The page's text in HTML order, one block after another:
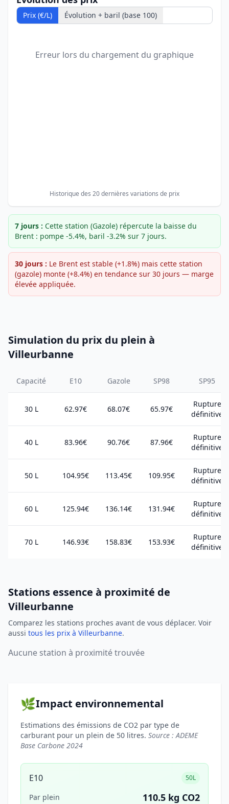
Prix (€/L) Évolution + baril (base 100)
Erreur lors du chargement du graphique
Historique des 20 dernières variations de prix
7 jours : Cette station (Gazole) répercute la baisse du
Brent : pompe -5.4%, baril -3.2% sur 7 jours.
30 jours : Le Brent est stable (+1.8%) mais cette station
(gazole) monte (+8.4%) en tendance sur 30 jours — marge
élevée appliquée.
Simulation du prix du plein à
Villeurbanne
Capacité E10 Gazole SP98 SP95
30 L 62.97€ 68.07€ 65.97€
Rupture
définitive
40 L 83.96€ 90.76€ 87.96€
Rupture
définitive
50 L 104.95€ 113.45€ 109.95€
Rupture
définitive
60 L 125.94€ 136.14€ 131.94€
Rupture
définitive
70 L 146.93€ 158.83€ 153.93€
Rupture
définitive
Stations essence à proximité de
Villeurbanne
Comparez les stations proches avant de vous déplacer. Voir
aussi tous les prix à Villeurbanne.
Aucune station à proximité trouvée
🌿Impact environnemental
Estimations des émissions de CO2 par type de
carburant pour un plein de 50 litres. Source : ADEME
Base Carbone 2024
E10 50L
Par plein 110.5 kg CO2